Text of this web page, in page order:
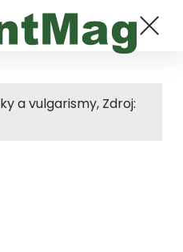
a vulgarismy, Zdroj: